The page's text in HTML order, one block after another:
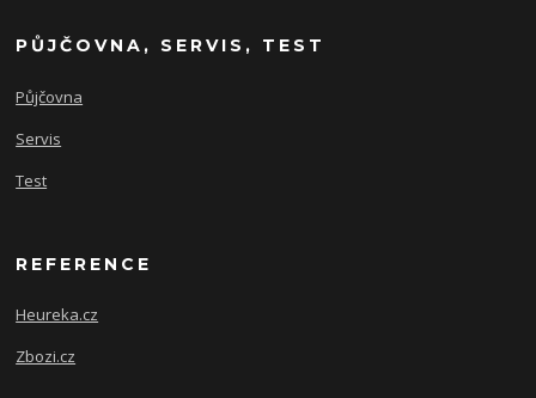
PŮJČOVNA, SERVIS, TEST
Půjčovna
Servis
Test
REFERENCE
Heureka.cz
Zbozi.cz